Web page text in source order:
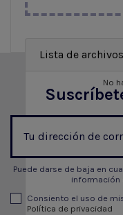
Lista de archivos
No
Puede darse de baja en
información
Consiento el uso de
Política de privacidad